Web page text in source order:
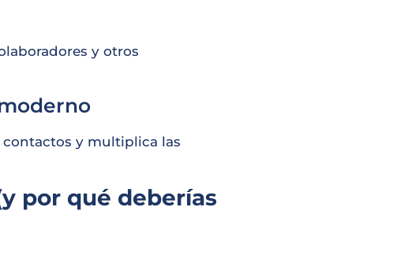
y otros
y multiplica las
por qué deberías